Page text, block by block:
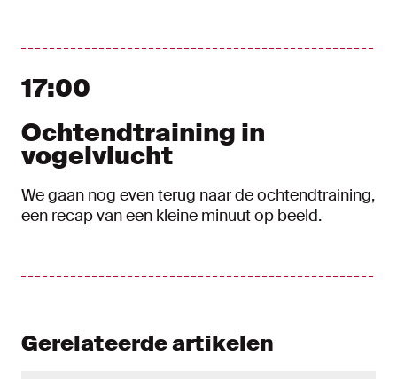
17:00
Ochtendtraining in
vogelvlucht
We gaan nog even terug naar de ochtendtraining,
een recap van een kleine minuut op beeld.
Gerelateerde artikelen